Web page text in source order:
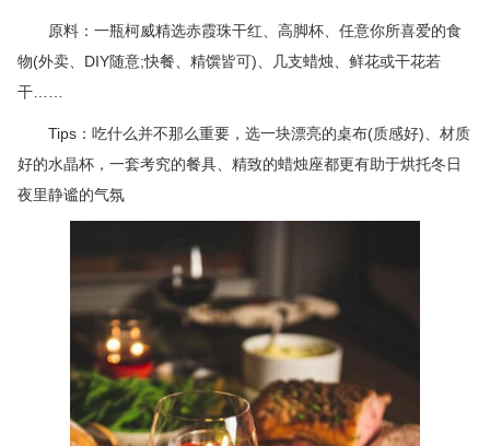
原料：一瓶柯威精选赤霞珠干红、高脚杯、任意你所喜爱的食
物(外卖、DIY随意;快餐、精馔皆可)、几支蜡烛、鲜花或干花若
干……
Tips：吃什么并不那么重要，选一块漂亮的桌布(质感好)、材质
好的水晶杯，一套考究的餐具、精致的蜡烛座都更有助于烘托冬日
夜里静谧的气氛